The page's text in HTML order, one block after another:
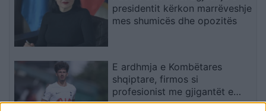
presidentit kërkon marrëveshje
mes shumicës dhe opozitës
E ardhmja e Kombëtares
shqiptare, firmos si
profesionist me gjigantët e
Premier Ligë: “Djall” i goditjeve